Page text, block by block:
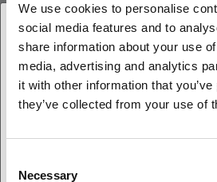
We use cookies to personalise
social media features and to
share information about your use
media, advertising and analytics
it with other information that
they’ve collected from your use of
Selection
Necessary
Ei myrkyllisiä höyryjä:Yksi
suurimmista eduista on se, että se
höyryjä tulostuksen aikana. Tämä
sisäkäyttöön, olitpa sitten
toimistossa. Saat turvallisen ja
tulostuskokemuksen joka kerta.
helppokäyttöisyydestään. Se ei
asetettu 45-55 asteeseen.
Oletko yritys- vai